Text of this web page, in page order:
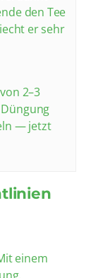
den Tee
er sehr
2–3
— jetzt
einem